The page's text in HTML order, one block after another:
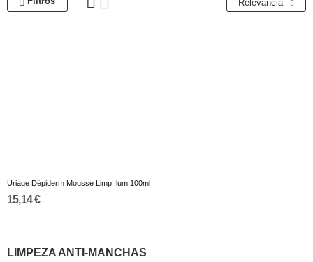
LIMPEZA ANTI-MANCHAS
Relevância
Uriage Dépiderm Mousse Limp Ilum 100ml
15,14 €